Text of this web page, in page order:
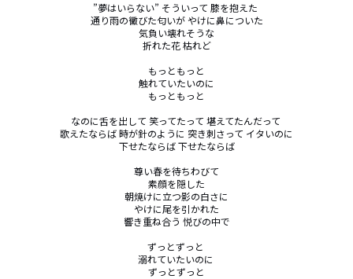
”夢はいらない” そういって 膝を抱えた
通り雨の黴びた匂いが やけに鼻についた
気負い壊れそうな
折れた花 枯れど
もっともっと
触れていたいのに
もっともっと
なのに舌を出して 笑ってたって 堪えてたんだって
歌えたならば 時が針のように 突き刺さって イタいのに
下せたならば 下せたならば
尊い春を待ちわびて
素顔を隠した
朝焼けに立つ影の白さに
やけに尾を引かれた
響き重ね合う 悦びの中で
ずっとずっと
溺れていたいのに
ずっとずっと